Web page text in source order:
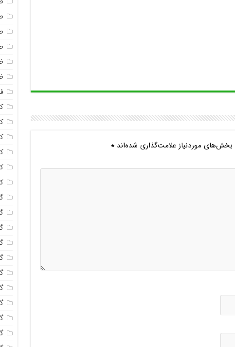
بخش‌های موردنیاز علامت‌گذاری شده‌اند*